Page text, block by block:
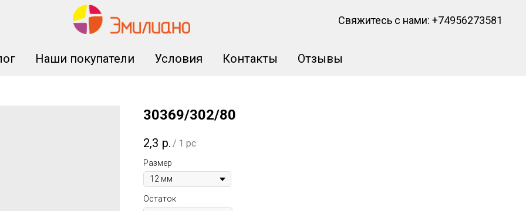
Свяжитесь с нами: +74956273581
Наши покупатели Условия Контакты Отзывы
30369/302/80
2,3 р. / 1 pc
Размер
Остаток